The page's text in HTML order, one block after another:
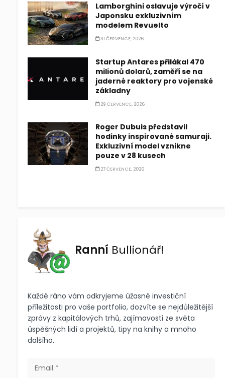
Lamborghini oslavuje výročí v
Japonsku exkluzivním
modelem Revuelto
31 ČERVENCE, 2026
Startup Antares přilákal 470
milionů dolarů, zaměří se na
jaderné reaktory pro vojenské
základny
29 ČERVENCE, 2026
Roger Dubuis představil
hodinky inspirované samuraji.
Exkluzivní model vznikne
pouze v 28 kusech
27 ČERVENCE, 2026
Ranní Bullionář!
Každé ráno vám odkryjeme úžasné investiční
příležitosti pro vaše portfolio, dozvíte se nejdůležitější
zprávy z kapitálových trhů, zajímavosti ze světa
úspěšných lidí a projektů, tipy na knihy a mnoho
dalšího.